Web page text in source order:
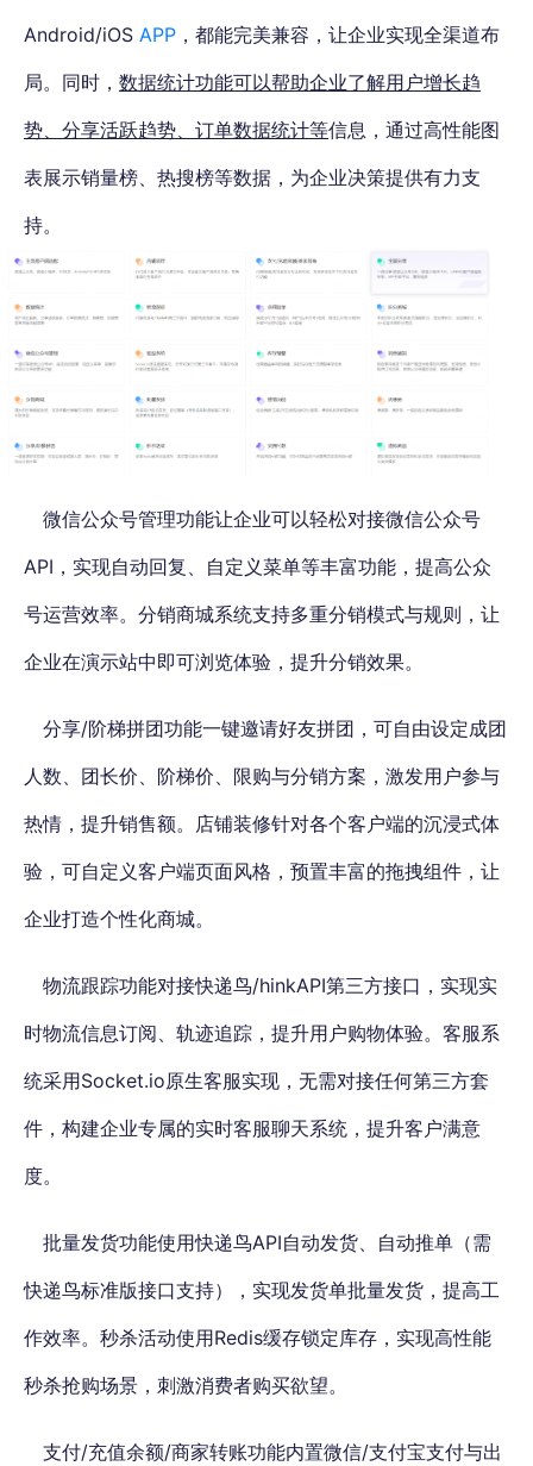
Android/iOS APP ，都能完美兼容，让企业实现全渠道布
局。同时， 数据统计功能可以帮助企业了解用户增长趋
势、分享活跃趋势、订单数据统计等信息，通过高性能图
表展示销量榜、热搜榜等数据，为企业决策提供有力支
持。
微信公众号管理功能让企业可以轻松对接微信公众号
API，实现自动回复、自定义菜单等丰富功能，提高公众
号运营效率。 分销商城系统支持多重分销模式与规则 ，让
企业在演示站中即可浏览体验，提升分销效果。
分享/阶梯拼团功能一键邀请好友拼团， 可自由设定成团
人数、团长价、阶梯价、限购与分销方案 ，激发用户参与
热情，提升销售额。店铺装修针对各个客户端的沉浸式体
验，可自定义客户端页面风格，预置丰富的拖拽组件，让
企业打造个性化商城。
物流跟踪功能对接快递鸟/hinkAPI第三方接口 ，实现实
时物流信息订阅、轨迹追踪，提升用户购物体验。客服系
统采用Socket.io原生客服实现，无需对接任何第三方套
件，构建企业专属的实时客服聊天系统，提升客户满意
度。
批量发货功能使用快递鸟API自动发货、自动推单（需
快递鸟标准版接口支持），实现发货单批量发货，提高工
作效率。秒杀活动使用Redis缓存锁定库存，实现高性能
秒杀抢购场景，刺激消费者购买欲望。
支付/充值余额/商家转账功能内置微信/支付宝支付与出